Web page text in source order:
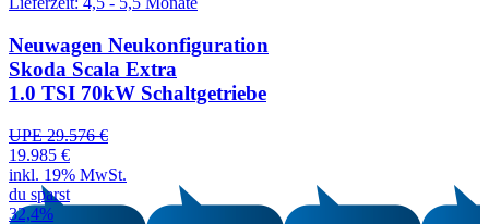
Neuwagen Neukonfiguration
Skoda Scala Extra
1.0 TSI 70kW Schaltgetriebe
UPE 29.576 €
19.985 €
inkl. 19% MwSt.
du sparst
32,4%